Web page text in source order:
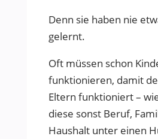
Denn sie haben nie
gelernt.
Oft müssen schon
funktionieren, damit
Eltern funktioniert –
diese sonst Beruf,
Haushalt unter einen